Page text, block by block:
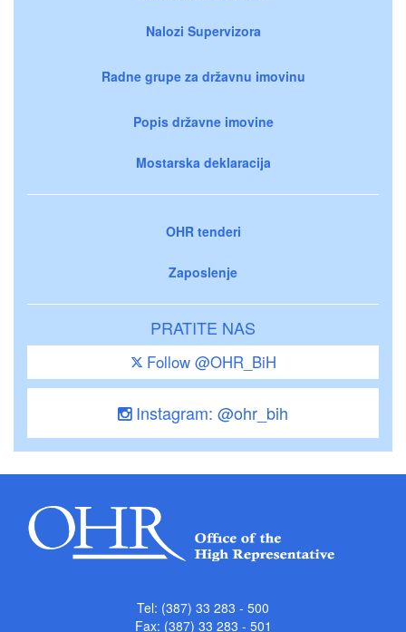
Nalozi Supervizora
Radne grupe za državnu imovinu
Popis državne imovine
Mostarska deklaracija
OHR tenderi
Zaposlenje
PRATITE NAS
Follow @OHR_BiH
Instagram: @ohr_bih
Tel: (387) 33 283 - 500
Fax: (387) 33 283 - 501